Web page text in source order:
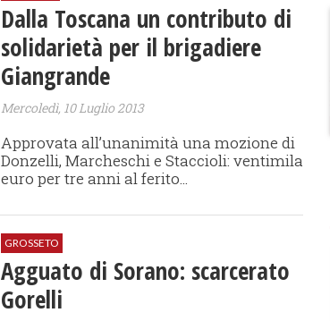
Dalla Toscana un contributo di
solidarietà per il brigadiere
Giangrande
Mercoledì, 10 Luglio 2013
Approvata all’unanimità una mozione di
Donzelli, Marcheschi e Staccioli: ventimila
euro per tre anni al ferito...
GROSSETO
Agguato di Sorano: scarcerato
Gorelli